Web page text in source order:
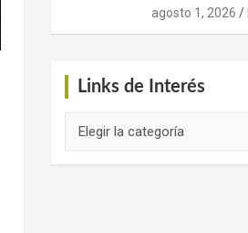
agosto 1, 2026
Links de Interés
de